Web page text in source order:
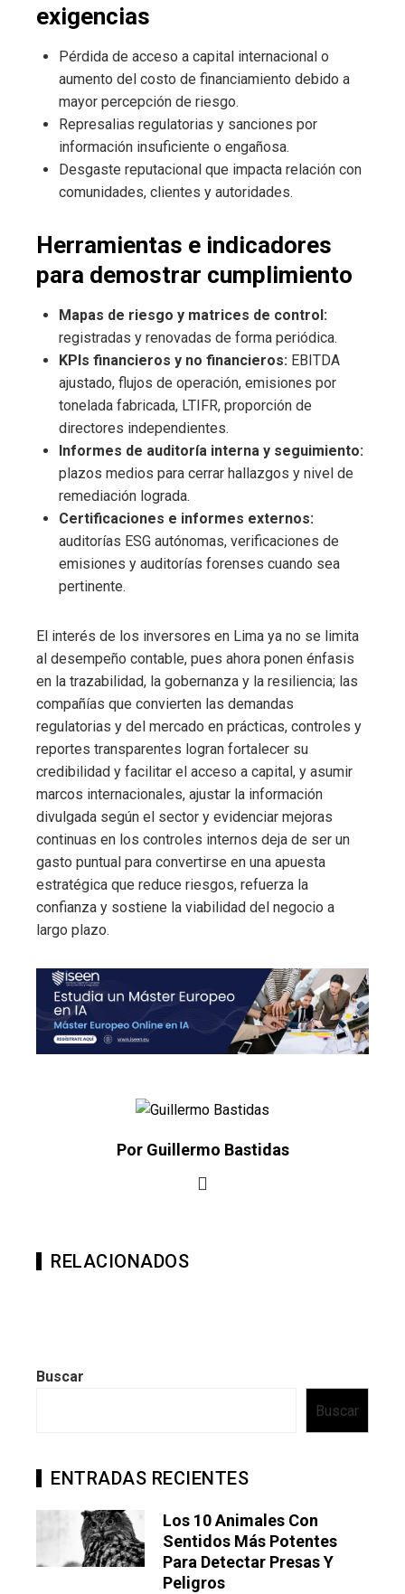
exigencias
Pérdida de acceso a capital internacional o
aumento del costo de financiamiento debido a
mayor percepción de riesgo.
Represalias regulatorias y sanciones por
información insuficiente o engañosa.
Desgaste reputacional que impacta relación con
comunidades, clientes y autoridades.
Herramientas e indicadores
para demostrar cumplimiento
Mapas de riesgo y matrices de control:
registradas y renovadas de forma periódica.
KPIs financieros y no financieros: EBITDA
ajustado, flujos de operación, emisiones por
tonelada fabricada, LTIFR, proporción de
directores independientes.
Informes de auditoría interna y seguimiento:
plazos medios para cerrar hallazgos y nivel de
remediación lograda.
Certificaciones e informes externos:
auditorías ESG autónomas, verificaciones de
emisiones y auditorías forenses cuando sea
pertinente.
El interés de los inversores en Lima ya no se limita
al desempeño contable, pues ahora ponen énfasis
en la trazabilidad, la gobernanza y la resiliencia; las
compañías que convierten las demandas
regulatorias y del mercado en prácticas, controles y
reportes transparentes logran fortalecer su
credibilidad y facilitar el acceso a capital, y asumir
marcos internacionales, ajustar la información
divulgada según el sector y evidenciar mejoras
continuas en los controles internos deja de ser un
gasto puntual para convertirse en una apuesta
estratégica que reduce riesgos, refuerza la
confianza y sostiene la viabilidad del negocio a
largo plazo.
Por Guillermo Bastidas
RELACIONADOS
Buscar
Buscar
ENTRADAS RECIENTES
Los 10 Animales Con
Sentidos Más Potentes
Para Detectar Presas Y
Peligros